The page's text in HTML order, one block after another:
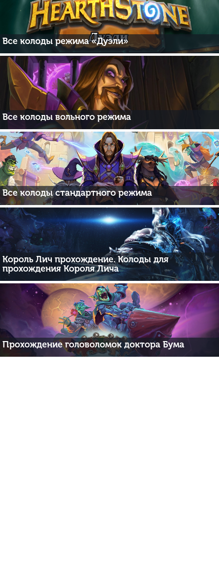
Все колоды режима «Дуэли»
Все колоды вольного режима
Все колоды стандартного режима
Король Лич прохождение. Колоды для
прохождения Короля Лича
Прохождение головоломок доктора Бума